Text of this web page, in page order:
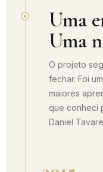
Uma
Uma
O projeto
fechar. Foi
maiores
que conheci
Daniel